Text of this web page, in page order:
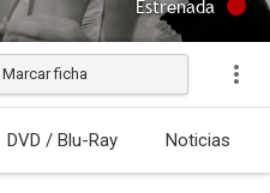
Estrenada
Marcar ficha
DVD / Blu-Ray Noticias